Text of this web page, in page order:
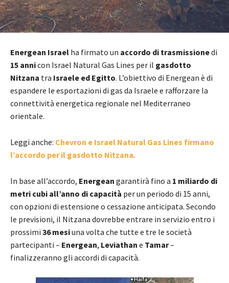
Energean Israel ha firmato un accordo di trasmissionedi
15 annicon Israel Natural Gas Lines per il gasdotto
Nitzana tra Israele ed Egitto. L’obiettivo di Energean è di
espandere le esportazioni di gas da Israele e rafforzare la
connettività energetica regionale nel Mediterraneo
orientale.
Leggi anche: Chevron e Israel Natural Gas Lines firmano
l’accordo per il gasdotto Nitzana.
In base all’accordo, Energean garantirà fino a 1 miliardo di
metri cubi all’anno di capacità per un periodo di 15 anni,
con opzioni di estensione o cessazione anticipata. Secondo
le previsioni, il Nitzana dovrebbe entrare in servizio entro i
prossimi 36 mesiuna volta che tutte e tre le società
partecipanti – Energean, Leviathan e Tamar–
finalizzeranno gli accordi di capacità.